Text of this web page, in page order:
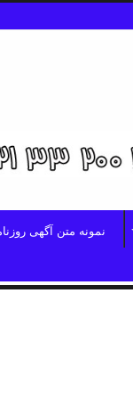
نمونه متن آگهی